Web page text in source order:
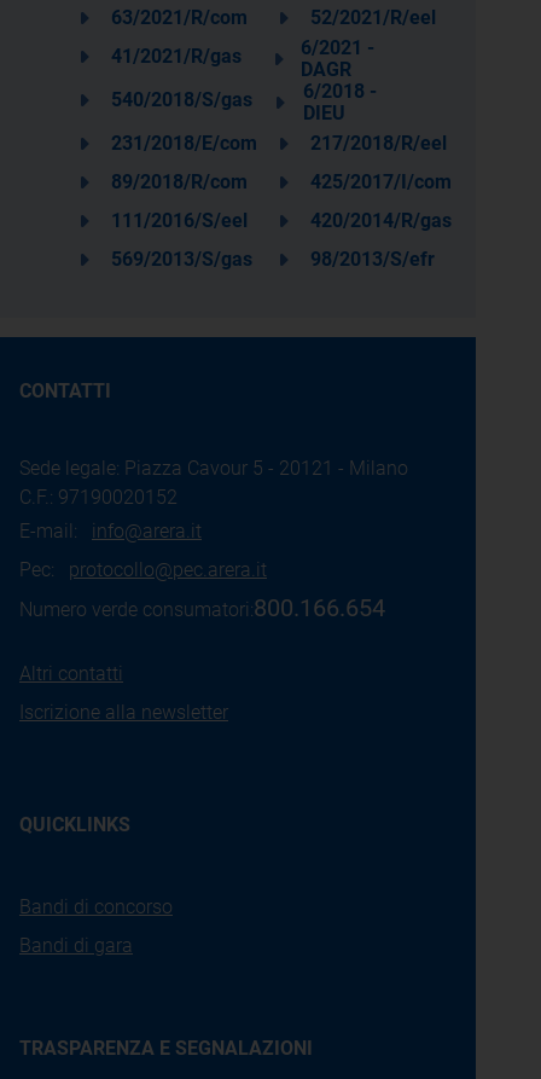
63/2021/R/com
52/2021/R/eel
41/2021/R/gas
6/2021 -
DAGR
540/2018/S/gas
6/2018 -
DIEU
231/2018/E/com
217/2018/R/eel
89/2018/R/com
425/2017/I/com
111/2016/S/eel
420/2014/R/gas
569/2013/S/gas
98/2013/S/efr
CONTATTI
Sede legale: Piazza Cavour 5 - 20121 - Milano
C.F.: 97190020152
E-mail: info@arera.it
Pec: protocollo@pec.arera.it
Numero verde consumatori:800.166.654
Altri contatti
Iscrizione alla newsletter
QUICKLINKS
Bandi di concorso
Bandi di gara
TRASPARENZA E SEGNALAZIONI